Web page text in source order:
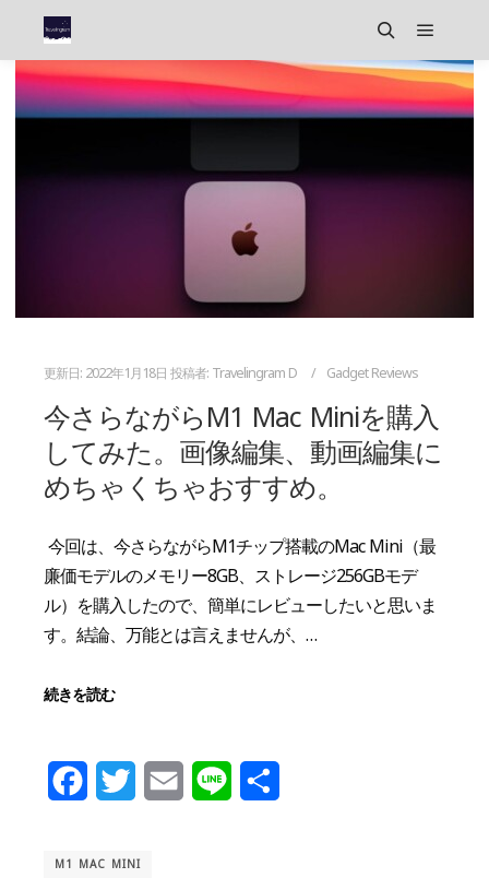
検索 メイン
更新日: 2022年1月18日 投稿者: Travelingram D Gadget Reviews
今さらながらM1 Mac Miniを購入
してみた。画像編集、動画編集に
めちゃくちゃおすすめ。
今回は、今さらながらM1チップ搭載のMac Mini（最
廉価モデルのメモリー8GB、ストレージ256GBモデ
ル）を購入したので、簡単にレビューしたいと思いま
す。結論、万能とは言えませんが、…
続きを読む
FacebookTwitter Email Line
M1 MAC MINI